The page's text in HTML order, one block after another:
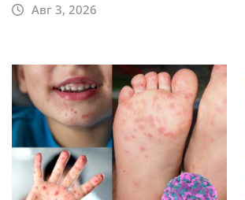
Авг 3, 2026